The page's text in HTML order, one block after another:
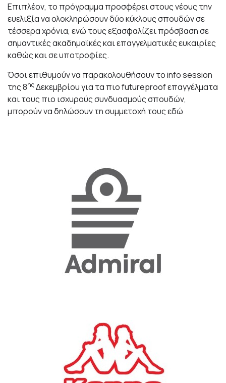
Επιπλέον, το πρόγραμμα προσφέρει στους νέους την
ευελιξία να ολοκληρώσουν δύο κύκλους σπουδών σε
τέσσερα χρόνια, ενώ τους εξασφαλίζει πρόσβαση σε
σημαντικές ακαδημαϊκές και επαγγελματικές ευκαιρίες
καθώς και σε υποτροφίες.
Όσοι επιθυμούν να παρακολουθήσουν τοinfosession
της 8ηςΔεκεμβρίου για τα πιοfutureproofεπαγγέλματα
και τους πιο ισχυρούς συνδυασμούς σπουδών,
μπορούν να δηλώσουν τη συμμετοχή τουςεδώ